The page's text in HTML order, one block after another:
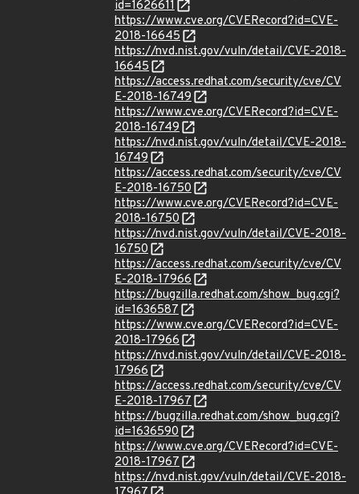
id=1626611
https://www.cve.org/CVERecord?id=CVE-
2018-16645
https://nvd.nist.gov/vuln/detail/CVE-2018-
16645
https://access.redhat.com/security/cve/CV
E-2018-16749
https://www.cve.org/CVERecord?id=CVE-
2018-16749
https://nvd.nist.gov/vuln/detail/CVE-2018-
16749
https://access.redhat.com/security/cve/CV
E-2018-16750
https://www.cve.org/CVERecord?id=CVE-
2018-16750
https://nvd.nist.gov/vuln/detail/CVE-2018-
16750
https://access.redhat.com/security/cve/CV
E-2018-17966
https://bugzilla.redhat.com/show_bug.cgi?
id=1636587
https://www.cve.org/CVERecord?id=CVE-
2018-17966
https://nvd.nist.gov/vuln/detail/CVE-2018-
17966
https://access.redhat.com/security/cve/CV
E-2018-17967
https://bugzilla.redhat.com/show_bug.cgi?
id=1636590
https://www.cve.org/CVERecord?id=CVE-
2018-17967
https://nvd.nist.gov/vuln/detail/CVE-2018-